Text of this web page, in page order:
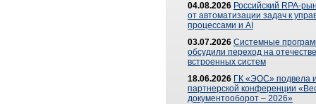
04.08.2026 Российский RPA-
от автоматизации задач к
процессами и AI
03.07.2026 Системные
обсудили переход на
встроенных систем
18.06.2026 ГК «ЭОС» подвела
партнерской конференции
документооборот – 2026»